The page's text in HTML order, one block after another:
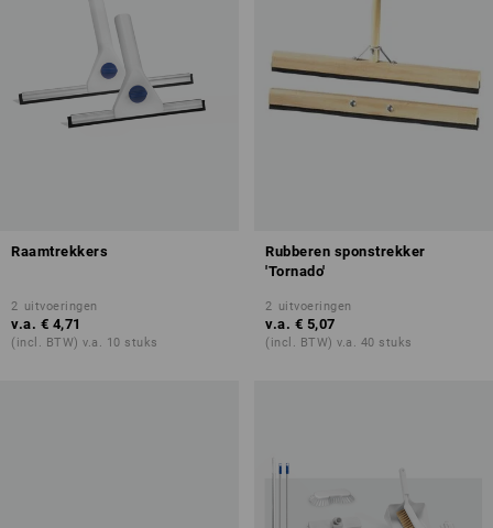
Raamtrekkers
2 uitvoeringen
v.a. € 4,71
(incl. BTW) v.a. 10 stuks
Rubberen sponstrekker
'Tornado'
2 uitvoeringen
v.a. € 5,07
(incl. BTW) v.a. 40 stuks